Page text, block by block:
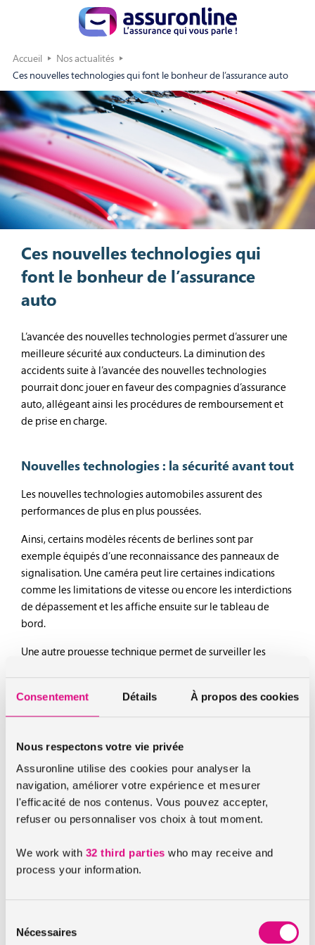
Consentement Détails À propos des cookies
Nous respectons votre vie privée
Assuronline utilise des cookies pour analyser la
navigation, améliorer votre expérience et mesurer
l'efficacité de nos contenus. Vous pouvez accepter,
refuser ou personnaliser vos choix à tout moment.
We work with 32 third parties who may receive and
process your information.
Nécessaires
Accueil
Nos actualités
Ces nouvelles technologies qui font le bonheur de l’assurance auto
Ces nouvelles technologies qui
font le bonheur de l’assurance
auto
L’avancée des nouvelles technologies permet d’assurer une
meilleure sécurité aux conducteurs. La diminution des
accidents suite à l’avancée des nouvelles technologies
pourrait donc jouer en faveur des compagnies d’assurance
auto, allégeant ainsi les procédures de remboursement et
de prise en charge.
Nouvelles technologies : la sécurité avant tout
Les nouvelles technologies automobiles assurent des
performances de plus en plus poussées.
Ainsi, certains modèles récents de berlines sont par
exemple équipés d’une reconnaissance des panneaux de
signalisation. Une caméra peut lire certaines indications
comme les limitations de vitesse ou encore les interdictions
de dépassement et les affiche ensuite sur le tableau de
bord.
Une autre prouesse technique permet de surveiller les
Ces nouvelles technologies ont le mérite d’accroître les
elles, les compagnies d’assurance auto misent sur une
diminution du nombre d’accidents sur les routes.
Les nouvelles technologies viennent en aide
aux compagnies d’assurance auto
Le taux de mortalité au volant pourrait baisser grâce à ces
nouvelles technologies. Mais celles-ci jouent également en
nombre de dégâts matériels. Ainsi, si les risques d’accident